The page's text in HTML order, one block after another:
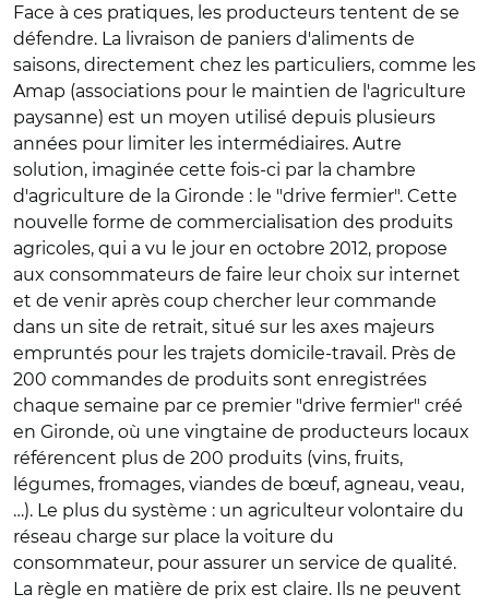
Face à ces pratiques, les producteurs tentent de se
défendre. La livraison de paniers d'aliments de
saisons, directement chez les particuliers, comme les
Amap (associations pour le maintien de l'agriculture
paysanne) est un moyen utilisé depuis plusieurs
années pour limiter les intermédiaires. Autre
solution, imaginée cette fois-ci par la chambre
d'agriculture de la Gironde : le "drive fermier". Cette
nouvelle forme de commercialisation des produits
agricoles, qui a vu le jour en octobre 2012, propose
aux consommateurs de faire leur choix sur internet
et de venir après coup chercher leur commande
dans un site de retrait, situé sur les axes majeurs
empruntés pour les trajets domicile-travail. Près de
200 commandes de produits sont enregistrées
chaque semaine par ce premier "drive fermier" créé
en Gironde, où une vingtaine de producteurs locaux
référencent plus de 200 produits (vins, fruits,
légumes, fromages, viandes de bœuf, agneau, veau,
…). Le plus du système : un agriculteur volontaire du
réseau charge sur place la voiture du
consommateur, pour assurer un service de qualité.
La règle en matière de prix est claire. Ils ne peuvent